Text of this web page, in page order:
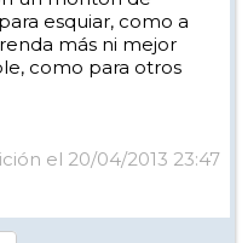
esquiar, como a
más ni mejor
como para otros
el 20/04/2013 23:47